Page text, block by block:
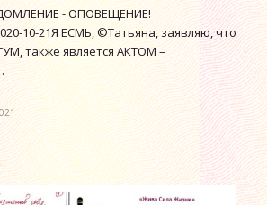
- ОПОВЕЩЕНИЕ!
10-21Я ЕСМЬ, ©Татьяна, заявляю, что
также является АКТОМ –